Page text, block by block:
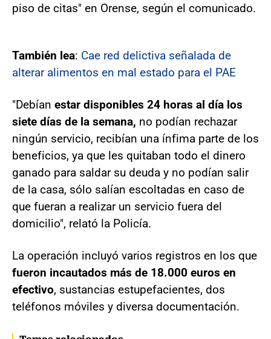
piso de citas" en Orense, según el comunicado.
También lea: Cae red delictiva señalada de
alterar alimentos en mal estado para el PAE
"Debían estar disponibles 24 horas al día los
siete días de la semana, no podían rechazar
ningún servicio, recibían una ínfima parte de los
beneficios, ya que les quitaban todo el dinero
ganado para saldar su deuda y no podían salir
de la casa, sólo salían escoltadas en caso de
que fueran a realizar un servicio fuera del
domicilio", relató la Policía.
La operación incluyó varios registros en los que
fueron incautados más de 18.000 euros en
efectivo, sustancias estupefacientes, dos
teléfonos móviles y diversa documentación.